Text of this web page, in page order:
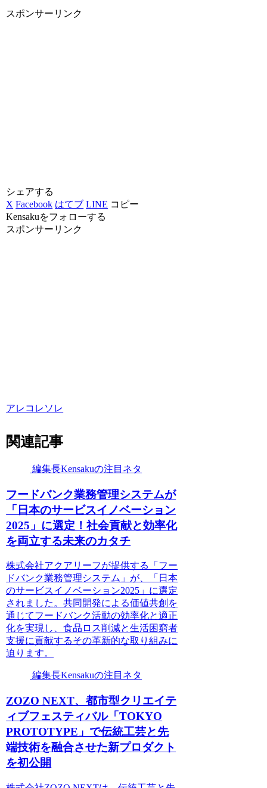
スポンサーリンク
シェアする
X Facebook はてブ LINE コピー
Kensakuをフォローする
スポンサーリンク
アレコレソレ
関連記事
編集長Kensakuの注目ネタ
フードバンク業務管理システムが
「日本のサービスイノベーション
2025」に選定！社会貢献と効率化
を両立する未来のカタチ
株式会社アクアリーフが提供する「フー
ドバンク業務管理システム」が、「日本
のサービスイノベーション2025」に選定
されました。共同開発による価値共創を
通じてフードバンク活動の効率化と適正
化を実現し、食品ロス削減と生活困窮者
支援に貢献するその革新的な取り組みに
迫ります。
編集長Kensakuの注目ネタ
ZOZO NEXT、都市型クリエイテ
ィブフェスティバル「TOKYO
PROTOTYPE」で伝統工芸と先
端技術を融合させた新プロダクト
を初公開